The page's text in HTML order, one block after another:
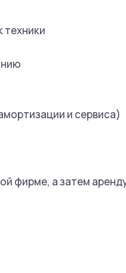
техники
и сервиса)
фирме, а затем